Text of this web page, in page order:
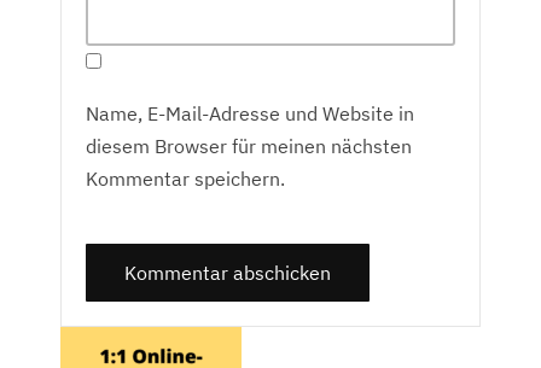
Name, E-Mail-Adresse und Website in
diesem Browser für meinen nächsten
Kommentar speichern.